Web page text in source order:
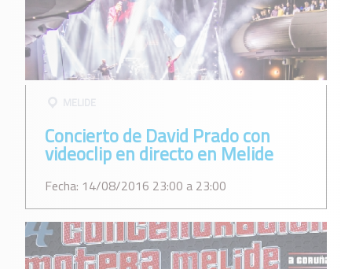
Concierto de David Prado con
videoclip en directo en Melide
Fecha: 14/08/2016 23:00 a 23:00